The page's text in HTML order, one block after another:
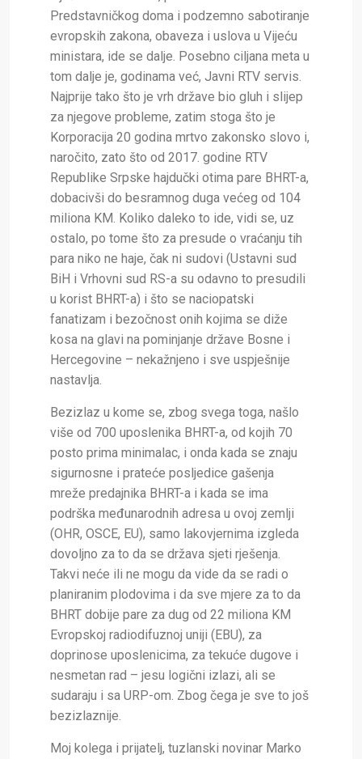
Predstavničkog doma i podzemno sabotiranje
evropskih zakona, obaveza i uslova u Vijeću
ministara, ide se dalje. Posebno ciljana meta u
tom dalje je, godinama već, Javni RTV servis.
Najprije tako što je vrh države bio gluh i slijep
za njegove probleme, zatim stoga što je
Korporacija 20 godina mrtvo zakonsko slovo i,
naročito, zato što od 2017. godine RTV
Republike Srpske hajdučki otima pare BHRT-a,
dobacivši do besramnog duga većeg od 104
miliona KM. Koliko daleko to ide, vidi se, uz
ostalo, po tome što za presude o vraćanju tih
para niko ne haje, čak ni sudovi (Ustavni sud
BiH i Vrhovni sud RS-a su odavno to presudili
u korist BHRT-a) i što se naciopatski
fanatizam i bezočnost onih kojima se diže
kosa na glavi na pominjanje države Bosne i
Hercegovine – nekažnjeno i sve uspješnije
nastavlja.
Bezizlaz u kome se, zbog svega toga, našlo
više od 700 uposlenika BHRT-a, od kojih 70
posto prima minimalac, i onda kada se znaju
sigurnosne i prateće posljedice gašenja
mreže predajnika BHRT-a i kada se ima
podrška međunarodnih adresa u ovoj zemlji
(OHR, OSCE, EU), samo lakovjernima izgleda
dovoljno za to da se država sjeti rješenja.
Takvi neće ili ne mogu da vide da se radi o
planiranim plodovima i da sve mjere za to da
BHRT dobije pare za dug od 22 miliona KM
Evropskoj radiodifuznoj uniji (EBU), za
doprinose uposlenicima, za tekuće dugove i
nesmetan rad – jesu logični izlazi, ali se
sudaraju i sa URP-om. Zbog čega je sve to još
bezizlaznije.
Moj kolega i prijatelj, tuzlanski novinar Marko